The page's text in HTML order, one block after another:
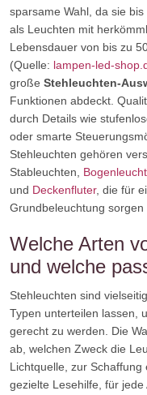
sparsame Wahl, da sie
als Leuchten mit
Lebensdauer von bis zu
(Quelle: lampen-led-
große Stehleuchten-
Funktionen abdeckt.
durch Details wie
oder smarte
Stehleuchten gehören
Stableuchten,
und Deckenfluter, die für
Grundbeleuchtung sorgen
Welche Arten
und welche
Stehleuchten sind
Typen unterteilen lassen,
gerecht zu werden. Die
ab, welchen Zweck die
Lichtquelle, zur
gezielte Lesehilfe, für